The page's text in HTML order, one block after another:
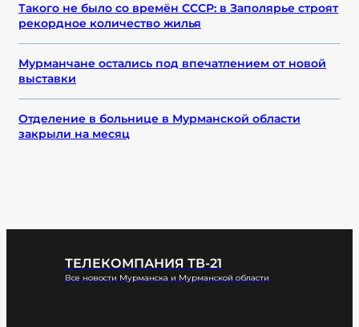
Такого не было со времён СССР: в Заполярье строят
рекордное количество жилья
Мурманчане остались под впечатлением от новой
выставки
Отделение в больнице в Мурманской области
закрыли на месяц
ТЕЛЕКОМПАНИЯ ТВ-21
Все новости Мурманска и Мурманской области